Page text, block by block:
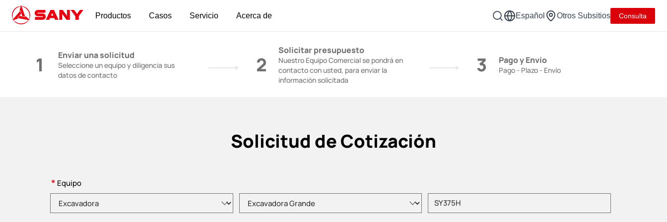
Productos Casos Servicio Acerca de Español Otros Subsitios Consulta
1 Enviar una solicitud
Seleccione un equipo y diligencia sus
datos de contacto
2
Solicitar presupuesto
Nuestro Equipo Comercial se pondrá en
contacto con usted, para enviar la
información solicitada
3 Pago y Envío
Pago - Plazo - Envío
Solicitud de Cotización
* Equipo